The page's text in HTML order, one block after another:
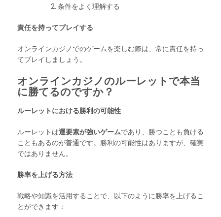
条件をよく理解する
責任を持ってプレイする
オンラインカジノでのゲームを楽しむ際は、常に責任を持っ
てプレイしましょう。
オンラインカジノのルーレットで本当
に勝てるのですか？
ルーレットにおける勝利の可能性
ルーレットは運要素が強いゲームであり、勝つことも負ける
こともあるのが普通です。勝利の可能性はありますが、確実
ではありません。
勝率を上げる方法
戦略や知識を活用することで、以下のように勝率を上げるこ
とができます：